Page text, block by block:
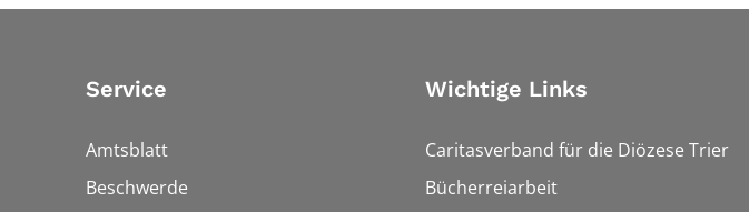
Service
Amtsblatt
Beschwerde
Wichtige Links
Caritasverband für die Diözese Trier
Bücherreiarbeit